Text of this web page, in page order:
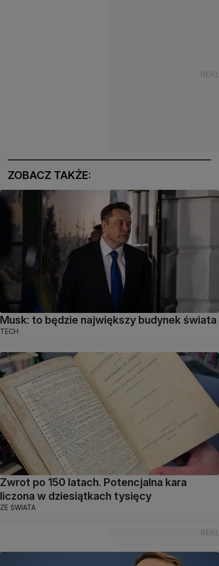
ZOBACZ TAKŻE:
Musk: to będzie największy budynek świata
TECH
Zwrot po 150 latach. Potencjalna kara
liczona w dziesiątkach tysięcy
ZE ŚWIATA